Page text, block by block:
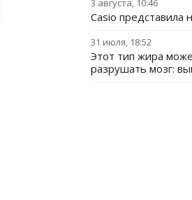
3 августа, 10:46
Casio представила
31 июля, 18:52
Этот тип жира
разрушать мозг: